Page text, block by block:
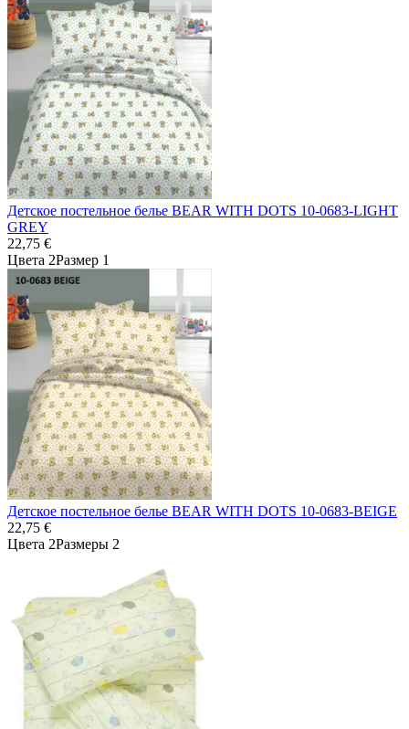
Детское постельное белье BEAR WITH DOTS 10-0683-LIGHT
GREY
22,75 €
Цвета 2Размер 1
Детское постельное белье BEAR WITH DOTS 10-0683-BEIGE
22,75 €
Цвета 2Размеры 2